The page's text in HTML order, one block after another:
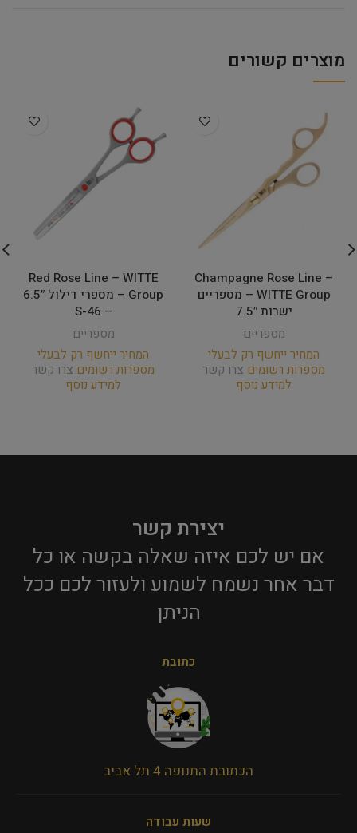
מוצרים קשורים
Champagne Rose Line –
WITTE Group – מספריים
ישרות 7.5″
מספריים
המחיר ייחשף רק לבעלי
מספרות רשומים צרו קשר
למידע נוסף
Red Rose Line – WITTE
Group – מספרי דילול 6.5″
– 46-S
מספריים
המחיר ייחשף רק לבעלי
מספרות רשומים צרו קשר
למידע נוסף
יצירת קשר
אם יש לכם איזה שאלה בקשה או כל
דבר אחר נשמח לשמוע ולעזור לכם ככל
הניתן​
כתובת
הכתובת התנופה 4 תל אביב
שעות עבודה